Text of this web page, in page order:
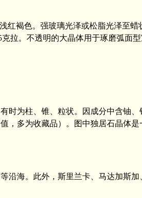
褐色。强玻璃光泽或松脂光泽至蜡
拉。不透明的大晶体用于琢磨弧面
为柱、锥、粒状。因成分中含铀
，多为收藏品）。图中独居石晶体
海。此外，斯里兰卡、马达加斯